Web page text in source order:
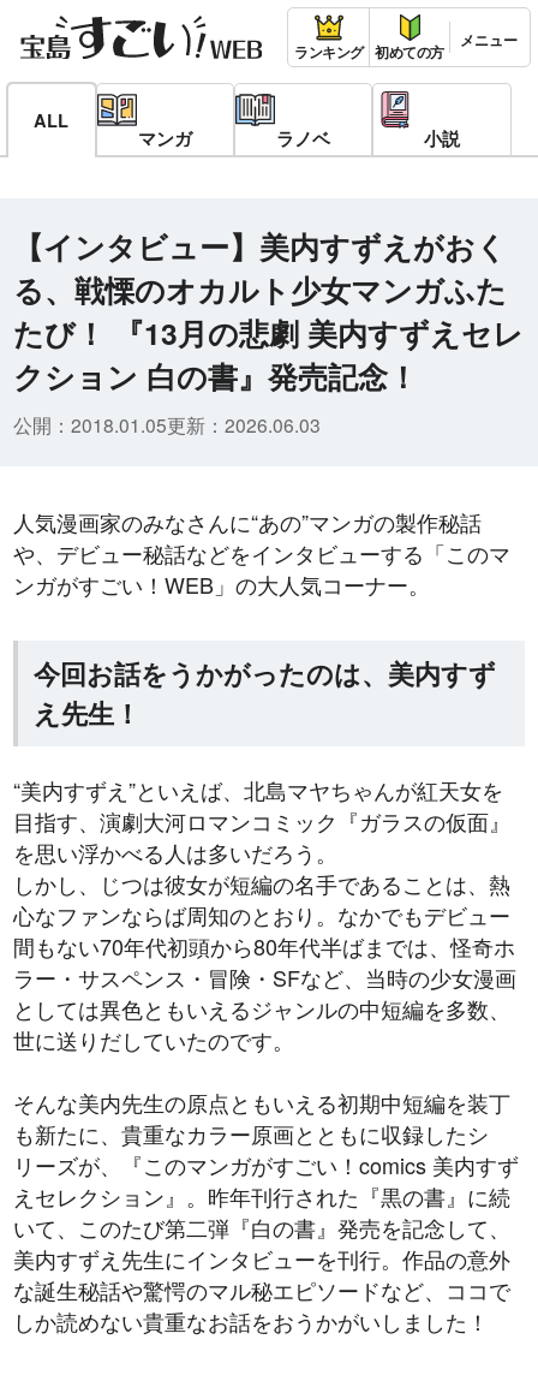
ランキング 初めての方
ラノベ
魔法少女育成計
マンガ
愛蔵版 花ぶらん
マンガ
【試し読み】異
ALL
マンガ ラノベ 小説
【インタビュー】美内すずえがおく
る、戦慄のオカルト少女マンガふた
たび！ 『13月の悲劇 美内すずえセレ
クション 白の書』発売記念！
公開：2018.01.05更新：2026.06.03
人気漫画家のみなさんに“あの”マンガの製作秘話
や、デビュー秘話などをインタビューする「このマ
ンガがすごい！WEB」の大人気コーナー。
今回お話をうかがったのは、美内すず
え先生！
“美内すずえ”といえば、北島マヤちゃんが紅天女を
目指す、演劇大河ロマンコミック『ガラスの仮面』
を思い浮かべる人は多いだろう。
しかし、じつは彼女が短編の名手であることは、熱
心なファンならば周知のとおり。なかでもデビュー
間もない70年代初頭から80年代半ばまでは、怪奇ホ
ラー・サスペンス・冒険・SFなど、当時の少女漫画
としては異色ともいえるジャンルの中短編を多数、
世に送りだしていたのです。
そんな美内先生の原点ともいえる初期中短編を装丁
も新たに、貴重なカラー原画とともに収録したシ
リーズが、『このマンガがすごい！comics 美内すず
えセレクション』。昨年刊行された『黒の書』に続
いて、このたび第二弾『白の書』発売を記念して、
美内すずえ先生にインタビューを刊行。作品の意外
な誕生秘話や驚愕のマル秘エピソードなど、ココで
しか読めない貴重なお話をおうかがいしました！